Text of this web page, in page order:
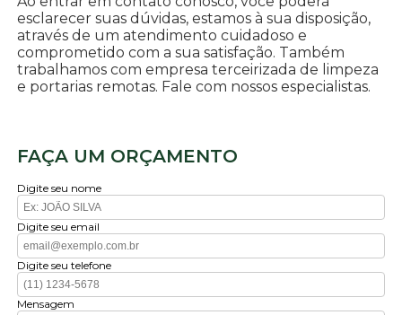
esclarecer suas dúvidas, estamos à sua disposição,
através de um atendimento cuidadoso e
comprometido com a sua satisfação. Também
trabalhamos com empresa terceirizada de limpeza
e portarias remotas. Fale com nossos especialistas.
FAÇA UM ORÇAMENTO
Digite seu nome
Digite seu email
Digite seu telefone
Mensagem